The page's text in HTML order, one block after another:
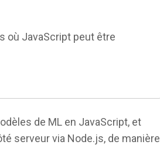
où JavaScript peut être
de ML en JavaScript, et
serveur via Node.js, de manière